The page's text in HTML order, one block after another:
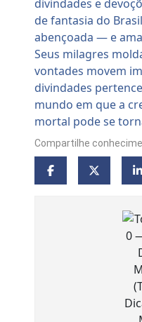
Compartilhe